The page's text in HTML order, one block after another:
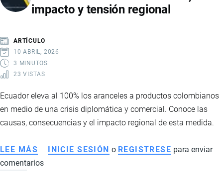
BUSCANDO
ALIANZA
ESTRATÉGICA
CON
COOPERACIÓN
MINERALES
impacto y tensión regional
ARTÍCULO
10 ABRIL, 2026
3 MINUTOS
23 VISTAS
Ecuador eleva al 100% los aranceles a productos colombianos
en medio de una crisis diplomática y comercial. Conoce las
causas, consecuencias y el impacto regional de esta medida.
LEE MÁS SOBRE
ECUADOR
INICIE SESIÓN o REGISTRESE para enviar
comentarios